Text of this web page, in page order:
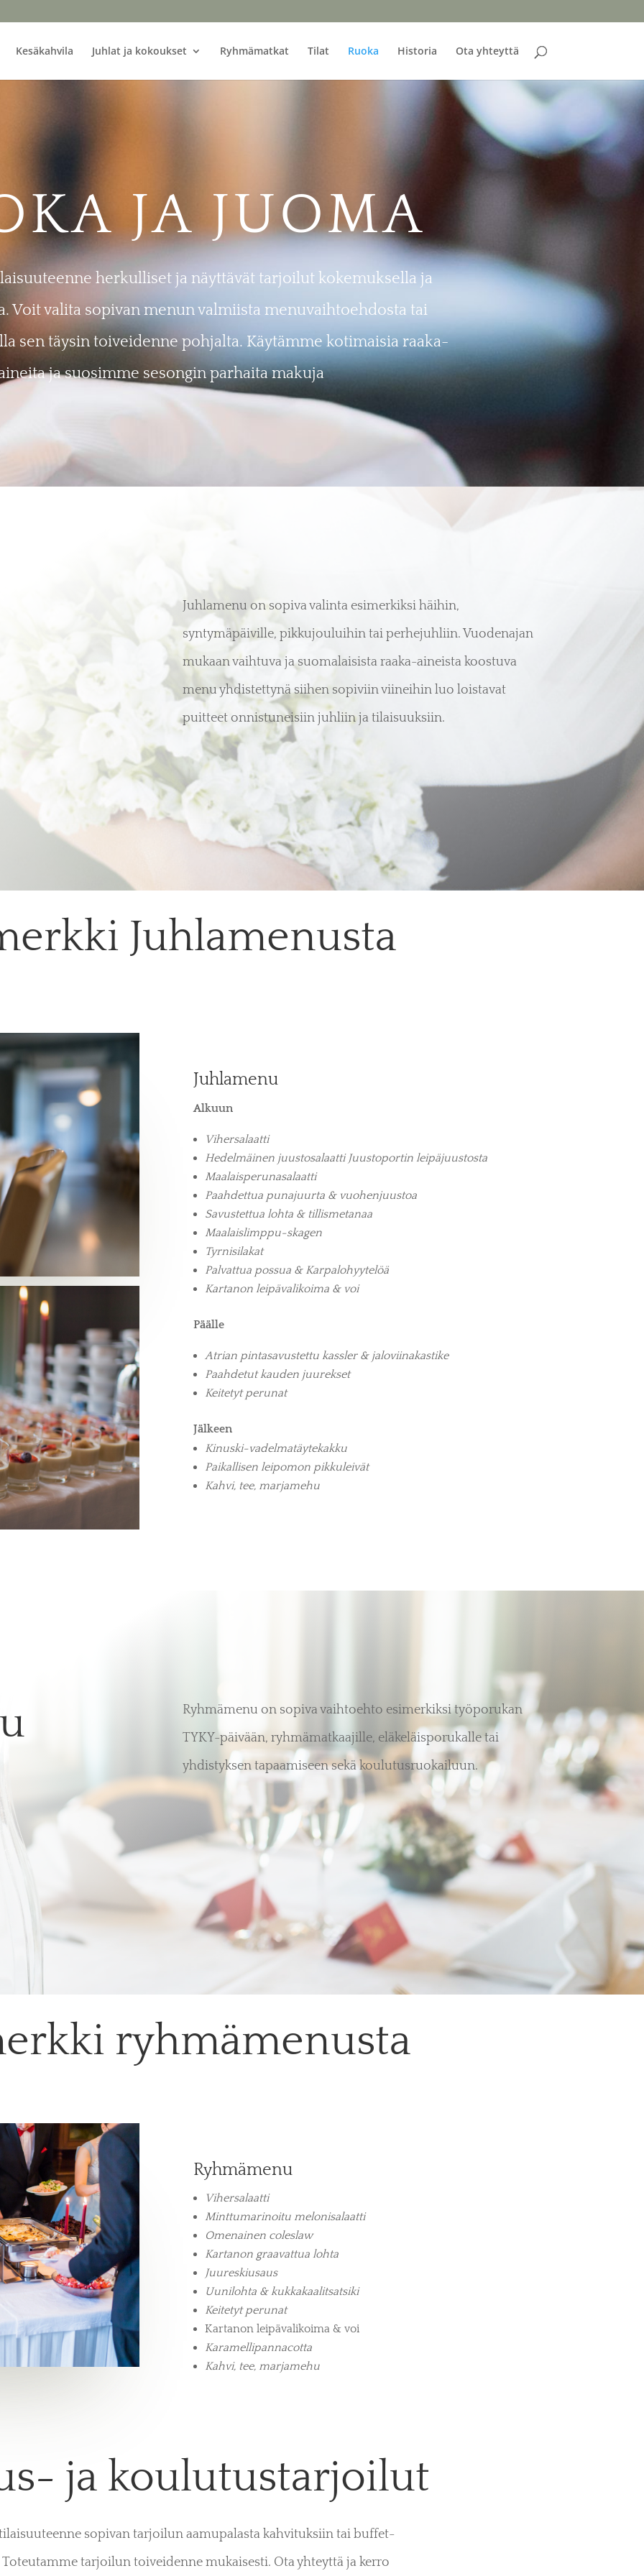
Kesäkahvila Juhlat ja kokoukset Ryhmämatkat Tilat Ruoka Historia Ota yhteyttä
JA JUOMA
herkulliset ja näyttävät tarjoilut kokemuksella ja
Voit valita sopivan menun valmiista menuvaihtoehdosta tai
sen täysin toiveidenne pohjalta. Käytämme kotimaisia raaka-
ja suosimme sesongin parhaita makuja
Juhlamenu on sopiva valinta esimerkiksi häihin,
syntymäpäiville, pikkujouluihin tai perhejuhliin. Vuodenajan
mukaan vaihtuva ja suomalaisista raaka-aineista koostuva
menu yhdistettynä siihen sopiviin viineihin luo loistavat
puitteet onnistuneisiin juhliin ja tilaisuuksiin.
Juhlamenusta
Juhlamenu
Alkuun
Vihersalaatti
Hedelmäinen juustosalaatti Juustoportin leipäjuustosta
Maalaisperunasalaatti
Paahdettua punajuurta & vuohenjuustoa
Savustettua lohta & tillismetanaa
Maalaislimppu-skagen
Tyrnisilakat
Palvattua possua & Karpalohyytelöä
Kartanon leipävalikoima & voi
Päälle
Atrian pintasavustettu kassler & jaloviinakastike
Paahdetut kauden juurekset
Keitetyt perunat
Jälkeen
Kinuski-vadelmatäytekakku
Paikallisen leipomon pikkuleivät
Kahvi, tee, marjamehu
Ryhmämenu on sopiva vaihtoehto esimerkiksi työporukan
TYKY-päivään, ryhmämatkaajille, eläkeläisporukalle tai
yhdistyksen tapaamiseen sekä koulutusruokailuun.
ryhmämenusta
Ryhmämenu
Vihersalaatti
Minttumarinoitu melonisalaatti
Omenainen coleslaw
Kartanon graavattua lohta
Juureskiusaus
Uunilohta & kukkakaalitsatsiki
Keitetyt perunat
Kartanon leipävalikoima & voi
Karamellipannacotta
Kahvi, tee, marjamehu
ja koulutustarjoilut
sopivan tarjoilun aamupalasta kahvituksiin tai buffet-
tarjoilun toiveidenne mukaisesti. Ota yhteyttä ja kerro